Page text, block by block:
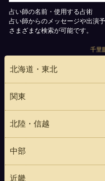
占い師の名前・使用する占術
占い師からのメッセージや出演
さまざまな検索が可能です。
千里
北海道・東北
関東
北陸・信越
中部
近畿